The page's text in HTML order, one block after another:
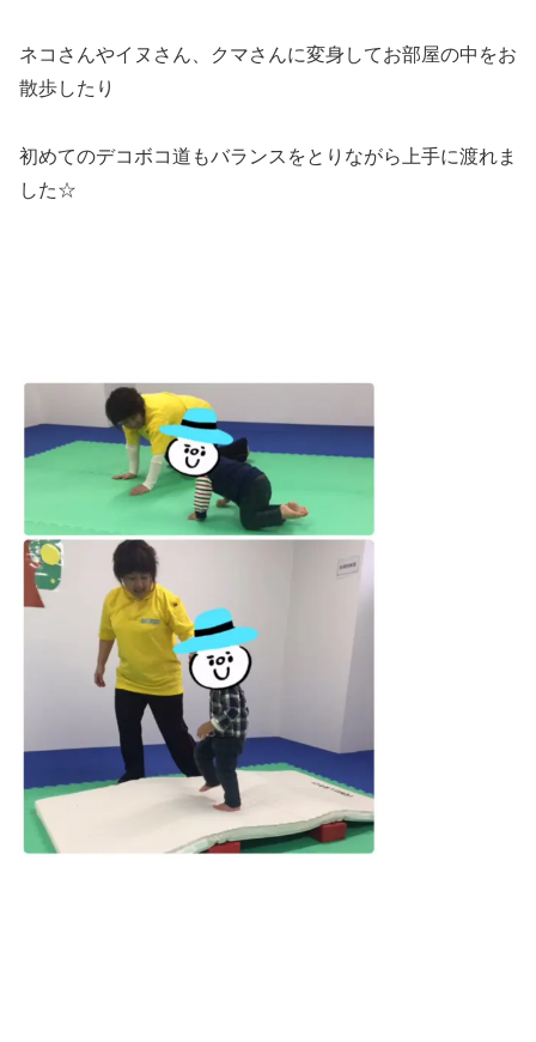
ネコさんやイヌさん、クマさんに変身してお部屋の中をお
散歩したり
初めてのデコボコ道もバランスをとりながら上手に渡れま
した☆